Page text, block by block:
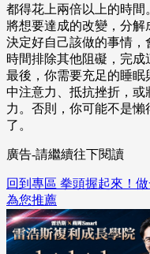
都得花上兩倍以上的時間
將想要達成的改變，分
決定好自己該做的事情
時間排除其他阻礙，完成
最後，你需要充足的睡
中注意力、抵抗挫折，
力。否則，你可能不是
了。
廣告-請繼續往下閱讀
回到專區 拳頭握起來！
為您推薦